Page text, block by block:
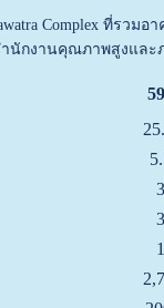
Complex ที่รวม
นักงานคุณภาพสูงแล
3
3
1